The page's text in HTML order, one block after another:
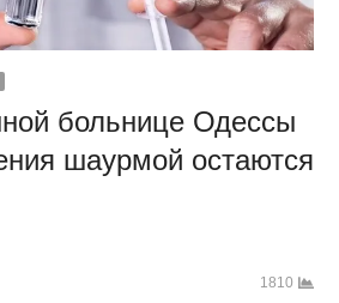
больнице Одессы
шаурмой остаются
1810